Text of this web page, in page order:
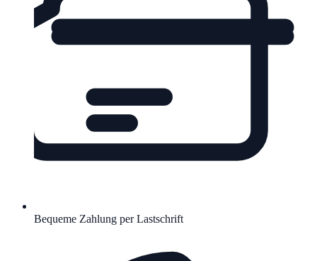
Bequeme Zahlung per Lastschrift